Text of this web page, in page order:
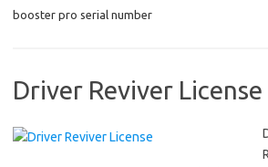
booster pro serial number
Driver Reviver License